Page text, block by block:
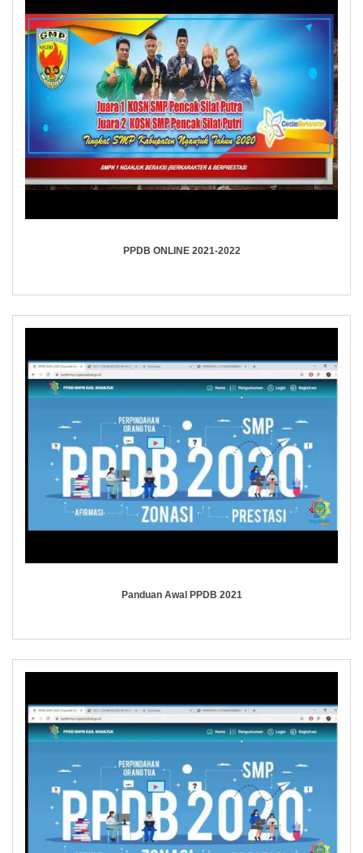
PPDB ONLINE 2021-2022
Panduan Awal PPDB 2021